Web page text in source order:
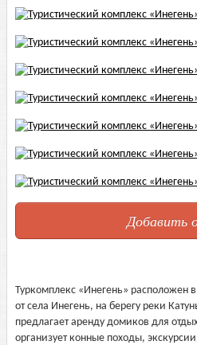
Добавить
Туркомплекс «Инегень» расположен
от села Инегень, на берегу реки
предлагает аренду домиков для
организует конные походы,